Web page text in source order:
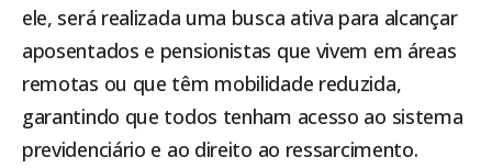
ele, será realizada uma busca ativa para alcançar
aposentados e pensionistas que vivem em áreas
remotas ou que têm mobilidade reduzida,
garantindo que todos tenham acesso ao sistema
previdenciário e ao direito ao ressarcimento.